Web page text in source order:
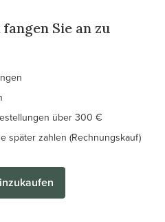
Sie an zu
über 300 €
später zahlen (Rechnungskauf)